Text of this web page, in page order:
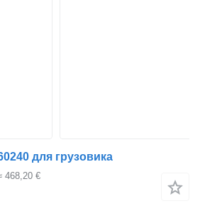
для грузовика
468,20 €